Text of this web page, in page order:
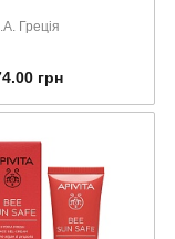
Греція
грн